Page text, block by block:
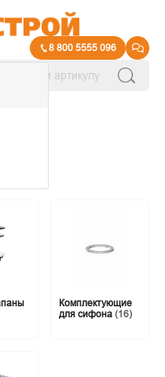
8 800 5555 096
Комплектующие
для сифона (16)